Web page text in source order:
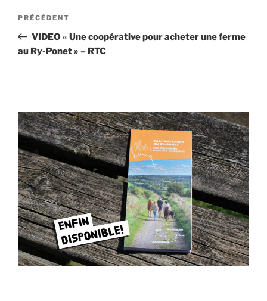
Navigation
l’article
Article
précédent
PRÉCÉDENT
VIDEO « Une coopérative pour acheter une ferme
au Ry-Ponet » – RTC